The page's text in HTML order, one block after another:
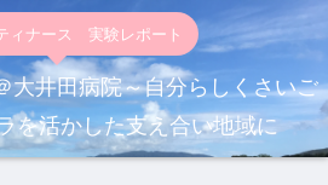
ィナース 実験レポート
大井田病院～自分らしくさいご
を活かした支え合い地域に